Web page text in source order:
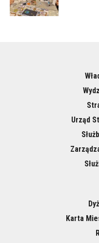
Urząd
Karta